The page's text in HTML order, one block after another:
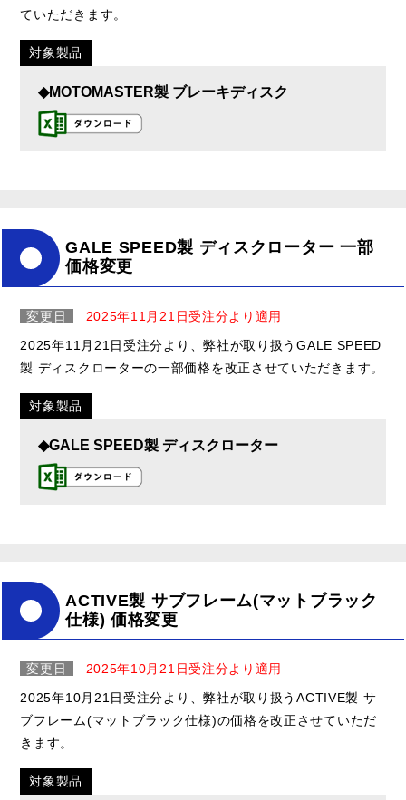
ていただきます。
対象製品
◆MOTOMASTER製 ブレーキディスク
GALE SPEED製 ディスクローター 一部
価格変更
変更日
2025年11月21日受注分より適用
2025年11月21日受注分より、弊社が取り扱うGALE SPEED
製 ディスクローターの一部価格を改正させていただきます。
対象製品
◆GALE SPEED製 ディスクローター
ACTIVE製 サブフレーム(マットブラック
仕様) 価格変更
変更日
2025年10月21日受注分より適用
2025年10月21日受注分より、弊社が取り扱うACTIVE製 サ
ブフレーム(マットブラック仕様)の価格を改正させていただ
きます。
対象製品